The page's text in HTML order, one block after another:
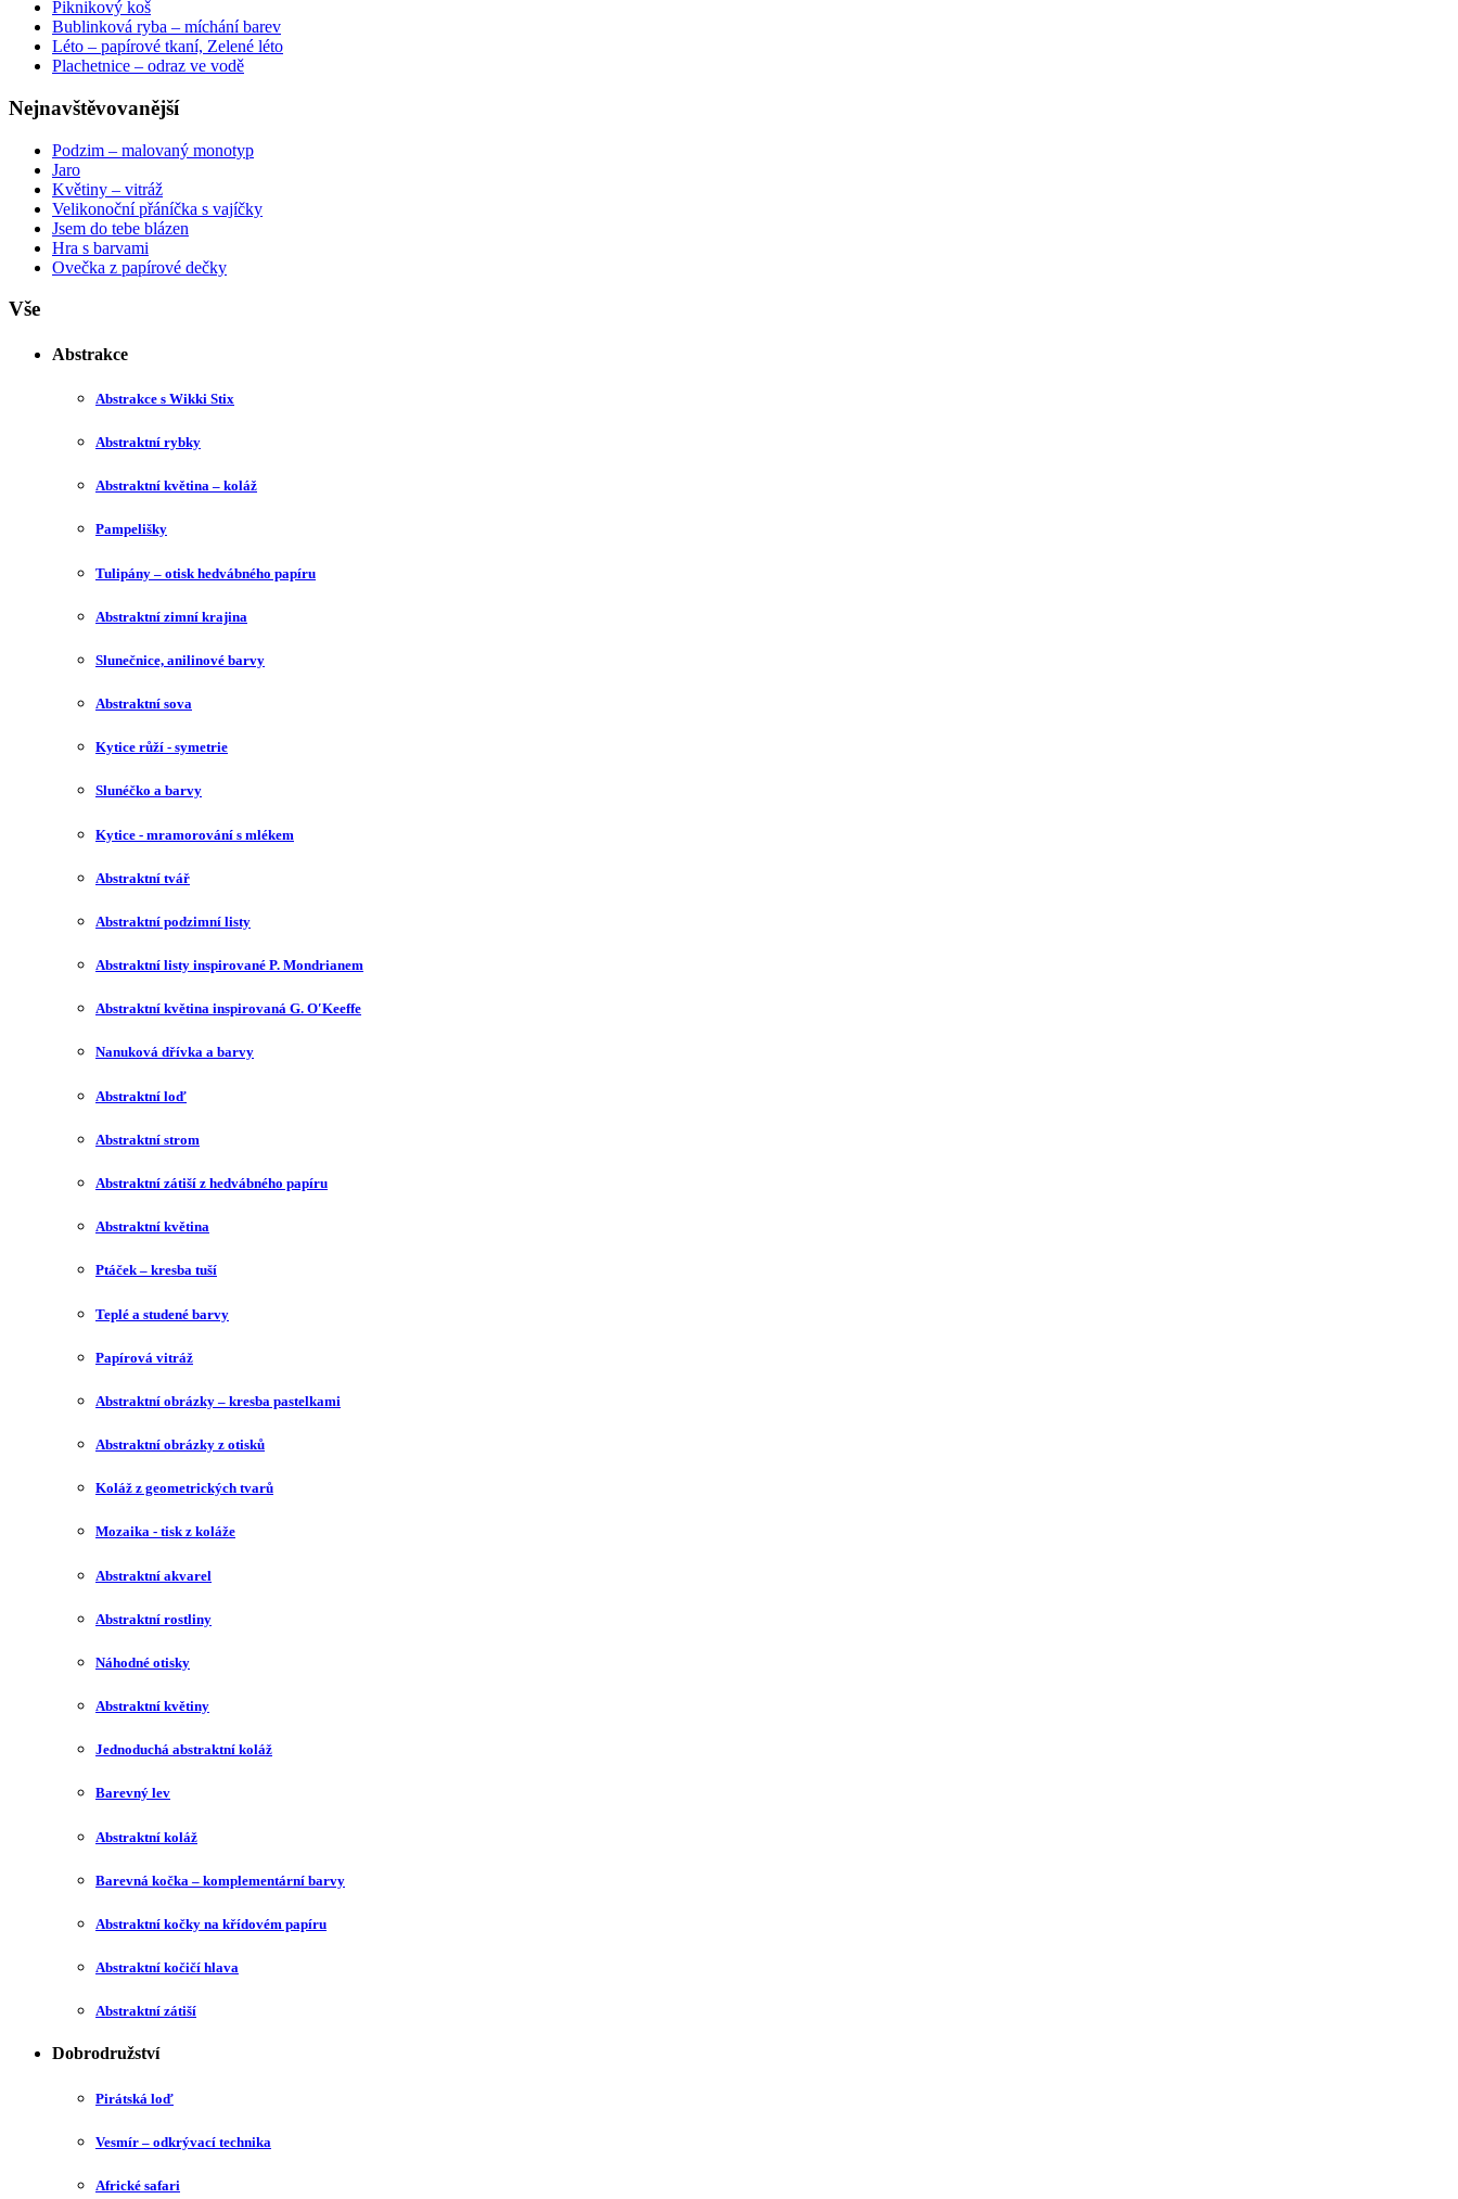
Piknikový koš
Bublinková ryba – míchání barev
Léto – papírové tkaní, Zelené léto
Plachetnice – odraz ve vodě
Nejnavštěvovanější
Podzim – malovaný monotyp
Jaro
Květiny – vitráž
Velikonoční přáníčka s vajíčky
Jsem do tebe blázen
Hra s barvami
Ovečka z papírové dečky
Vše
Abstrakce
Abstrakce s Wikki Stix
Abstraktní rybky
Abstraktní květina – koláž
Pampelišky
Tulipány – otisk hedvábného papíru
Abstraktní zimní krajina
Slunečnice, anilinové barvy
Abstraktní sova
Kytice růží - symetrie
Slunéčko a barvy
Kytice - mramorování s mlékem
Abstraktní tvář
Abstraktní podzimní listy
Abstraktní listy inspirované P. Mondrianem
Abstraktní květina inspirovaná G. O′Keeffe
Nanuková dřívka a barvy
Abstraktní loď
Abstraktní strom
Abstraktní zátiší z hedvábného papíru
Abstraktní květina
Ptáček – kresba tuší
Teplé a studené barvy
Papírová vitráž
Abstraktní obrázky – kresba pastelkami
Abstraktní obrázky z otisků
Koláž z geometrických tvarů
Mozaika - tisk z koláže
Abstraktní akvarel
Abstraktní rostliny
Náhodné otisky
Abstraktní květiny
Jednoduchá abstraktní koláž
Barevný lev
Abstraktní koláž
Barevná kočka – komplementární barvy
Abstraktní kočky na křídovém papíru
Abstraktní kočičí hlava
Abstraktní zátiší
Dobrodružství
Pirátská loď
Vesmír – odkrývací technika
Africké safari